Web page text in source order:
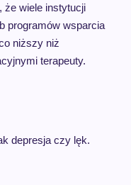
że wiele instytucji
programów wsparcia
niższy niż
terapeuty.
depresja czy lęk.